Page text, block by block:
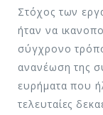
Στόχος των
ήταν να
σύγχρονο
ανανέωση της
ευρήματα που
τελευταίες